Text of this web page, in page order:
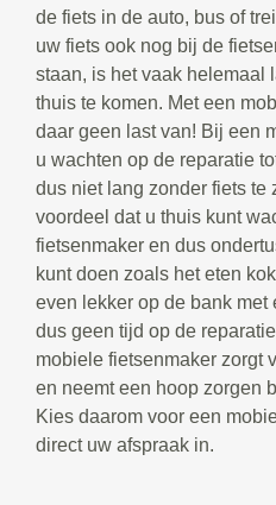
de fiets in de auto, bus of
uw fiets ook nog bij de
staan, is het vaak helemaal
thuis te komen. Met een
daar geen last van! Bij een
u wachten op de reparatie
dus niet lang zonder fiets te
voordeel dat u thuis kunt
fietsenmaker en dus
kunt doen zoals het eten
even lekker op de bank
dus geen tijd op de
mobiele fietsenmaker zorgt
en neemt een hoop zorgen
Kies daarom voor een
direct uw afspraak in.